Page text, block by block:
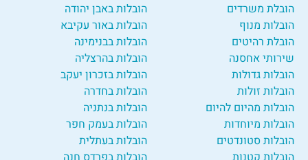
הובלת משרדים
הובלות מנוף
הובלת רהיטים
שירותי אחסנה
הובלות גדולות
הובלות זולות
הובלות מהיום להיום
הובלות מיוחדות
הובלות סטונדטים
הובלות באבן יהודה
הובלות באור עקיבא
הובלות בבנימינה
הובלות בהרצליה
הובלות בזכרון יעקב
הובלות בחדרה
הובלות בנתניה
הובלות בעמק חפר
הובלות בעתלית